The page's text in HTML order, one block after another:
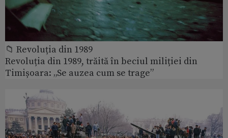
📁 Revoluția din 1989
Revoluția din 1989, trăită în beciul miliției din
Timișoara: „Se auzea cum se trage”